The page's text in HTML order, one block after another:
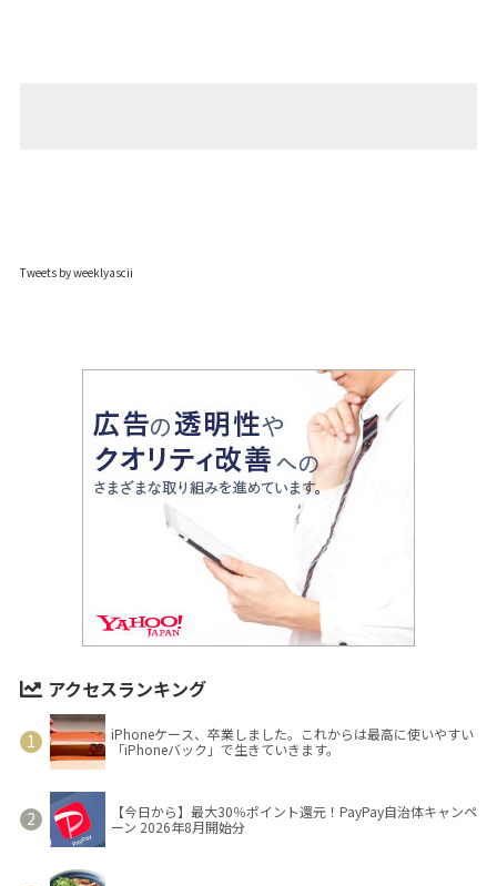
Tweets by weeklyascii
アクセスランキング
iPhoneケース、卒業しました。これからは最高に使いやすい
「iPhoneバック」で生きていきます。
【今日から】最大30％ポイント還元！PayPay自治体キャンペ
ーン 2026年8月開始分